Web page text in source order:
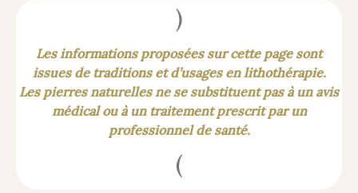
)
Les informations proposées sur cette page sont
issues de traditions et d’usages en lithothérapie.
Les pierres naturelles ne se substituent pas à un avis
médical ou à un traitement prescrit par un
professionnel de santé.
(